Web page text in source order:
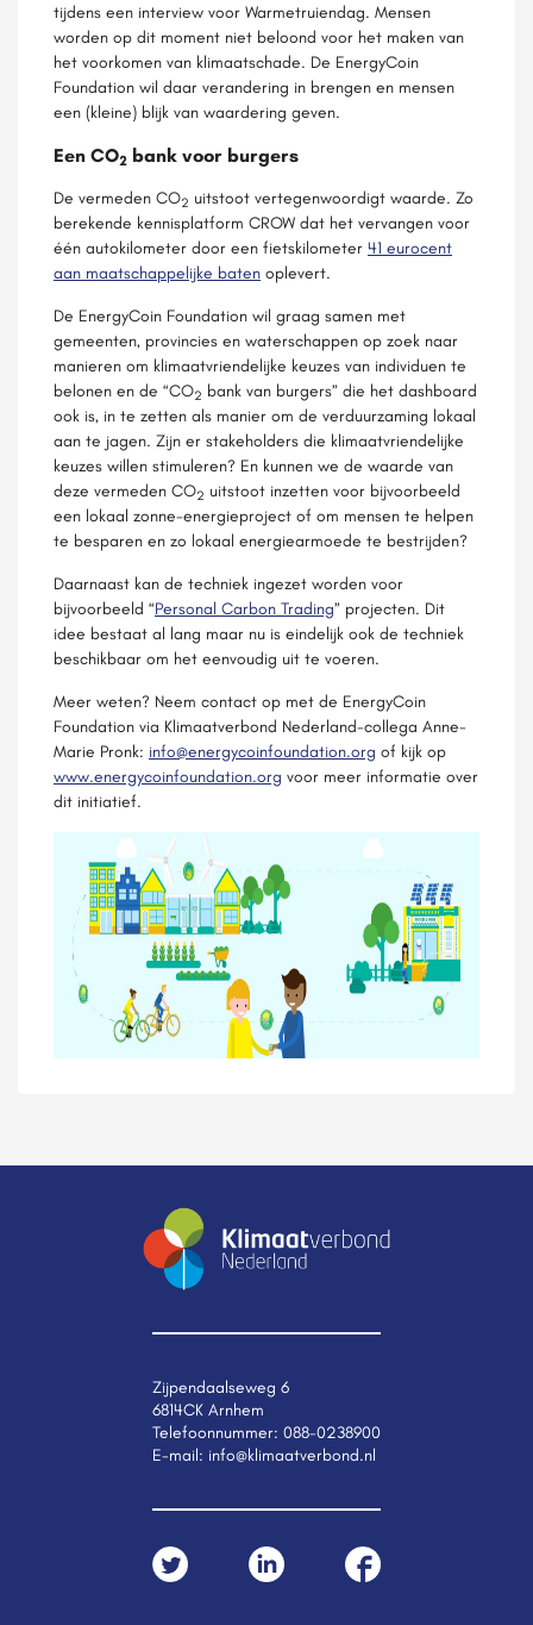
tijdens een interview voor Warmetruiendag. Mensen
worden op dit moment niet beloond voor het maken van
het voorkomen van klimaatschade. De EnergyCoin
Foundation wil daar verandering in brengen en mensen
een (kleine) blijk van waardering geven.
Een CO2 bank voor burgers
De vermeden CO2 uitstoot vertegenwoordigt waarde. Zo
berekende kennisplatform CROW dat het vervangen voor
één autokilometer door een fietskilometer 41 eurocent
aan maatschappelijke baten oplevert.
De EnergyCoin Foundation wil graag samen met
gemeenten, provincies en waterschappen op zoek naar
manieren om klimaatvriendelijke keuzes van individuen te
belonen en de “CO2 bank van burgers” die het dashboard
ook is, in te zetten als manier om de verduurzaming lokaal
aan te jagen. Zijn er stakeholders die klimaatvriendelijke
keuzes willen stimuleren? En kunnen we de waarde van
deze vermeden CO2 uitstoot inzetten voor bijvoorbeeld
een lokaal zonne-energieproject of om mensen te helpen
te besparen en zo lokaal energiearmoede te bestrijden?
Daarnaast kan de techniek ingezet worden voor
bijvoorbeeld “Personal Carbon Trading” projecten. Dit
idee bestaat al lang maar nu is eindelijk ook de techniek
beschikbaar om het eenvoudig uit te voeren.
Meer weten? Neem contact op met de EnergyCoin
Foundation via Klimaatverbond Nederland-collega Anne-
Marie Pronk: info@energycoinfoundation.org of kijk op
www.energycoinfoundation.org voor meer informatie over
dit initiatief.
Zijpendaalseweg 6
6814CK Arnhem
Telefoonnummer: 088-0238900
E-mail: info@klimaatverbond.nl